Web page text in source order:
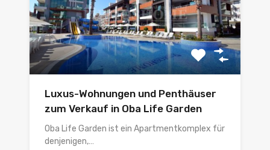
Luxus-Wohnungen und Penthäuser
zum Verkauf in Oba Life Garden
Oba Life Garden ist ein Apartmentkomplex für
denjenigen,…